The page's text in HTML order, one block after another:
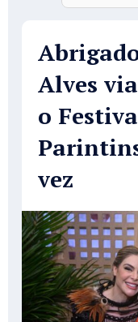
Alves
o
vez